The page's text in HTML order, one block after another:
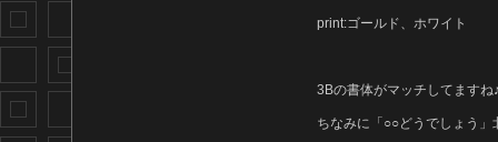
print:ゴールド、ホワイト
3Bの書体がマッチしてますね
ちなみに「○○どうでしょう